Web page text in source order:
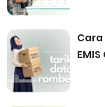
Cara
EMIS